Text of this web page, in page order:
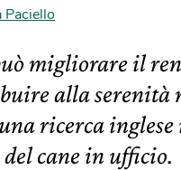
Paciello
migliorare il
alla serenità
ricerca
cane in ufficio.